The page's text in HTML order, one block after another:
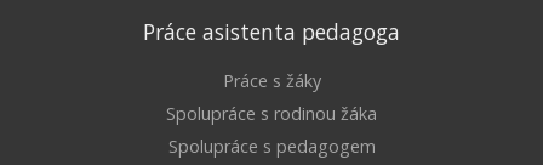
Práce asistenta pedagoga
Práce s žáky
Spolupráce s rodinou žáka
Spolupráce s pedagogem